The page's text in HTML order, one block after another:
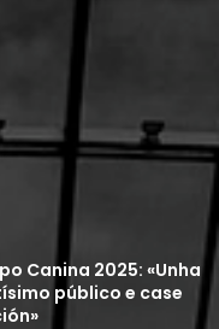
Canina 2025: «Unha
público e case